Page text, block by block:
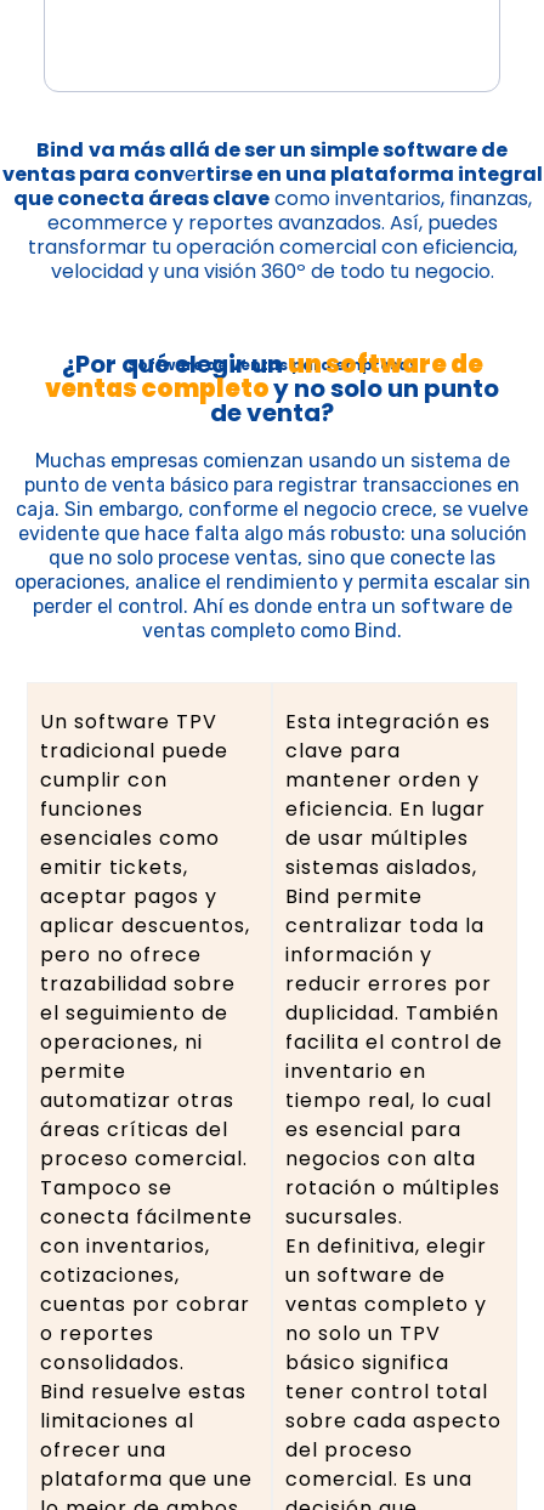
Bind va más allá de ser un simple software de
ventas para convertirse en una plataforma integral
que conecta áreas clavecomo inventarios, finanzas,
ecommerce y reportes avanzados. Así, puedes
transformar tu operación comercial con eficiencia,
velocidad y una visión 360º de todo tu negocio.
Software de ventas para empresas
¿Por qué elegir unun software de
ventas completoy no solo un punto
de venta?
Muchas empresas comienzan usando un sistema de
punto de venta básico para registrar transacciones en
caja. Sin embargo, conforme el negocio crece, se vuelve
evidente que hace falta algo más robusto: una solución
que no solo procese ventas, sino que conecte las
operaciones, analice el rendimiento y permita escalar sin
perder el control. Ahí es donde entra un software de
ventas completo como Bind.
Un software TPV
tradicional puede
cumplir con
funciones
esenciales como
emitir tickets,
aceptar pagos y
aplicar descuentos,
pero no ofrece
trazabilidad sobre
el seguimiento de
operaciones, ni
permite
automatizar otras
áreas críticas del
proceso comercial.
Tampoco se
conecta fácilmente
con inventarios,
cotizaciones,
cuentas por cobrar
o reportes
consolidados.
Bind resuelve estas
limitaciones al
ofrecer una
plataforma que une
Esta integración es
clave para
mantener orden y
eficiencia. En lugar
de usar múltiples
sistemas aislados,
Bind permite
centralizar toda la
información y
reducir errores por
duplicidad. También
facilita el control de
inventario en
tiempo real, lo cual
es esencial para
negocios con alta
rotación o múltiples
sucursales.
En definitiva, elegir
un software de
ventas completo y
no solo un TPV
básico significa
tener control total
sobre cada aspecto
del proceso
comercial. Es una